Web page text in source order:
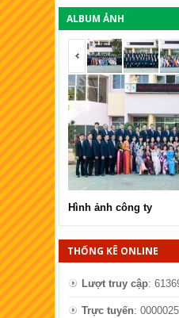
ALBUM ẢNH
<span></span>
Hình ảnh công ty
THỐNG KÊ ONLINE
Lượt truy cập:
Trực tuyến: 0000025